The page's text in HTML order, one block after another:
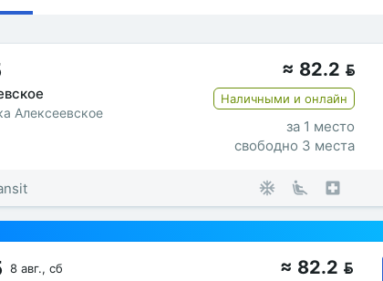
Алексеевское
≈ 82.2 
Наличными и онлайн
за 1 место
свободно 3 места
8 авг., сб ≈ 82.2 